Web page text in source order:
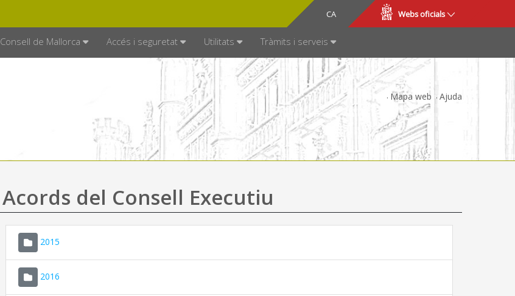
CA
ES Webs oficials
Consell de Mallorca Accés i seguretat Utilitats Tràmits i serveis
Mapa web Ajuda
Acords del Consell Executiu
2015
2016